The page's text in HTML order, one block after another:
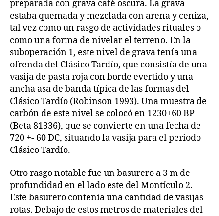
preparada con grava café oscura. La grava
estaba quemada y mezclada con arena y ceniza,
tal vez como un rasgo de actividades rituales o
como una forma de nivelar el terreno. En la
suboperación 1, este nivel de grava tenía una
ofrenda del Clásico Tardío, que consistía de una
vasija de pasta roja con borde evertido y una
ancha asa de banda típica de las formas del
Clásico Tardío (Robinson 1993). Una muestra de
carbón de este nivel se colocó en 1230+60 BP
(Beta 81336), que se convierte en una fecha de
720 +- 60 DC, situando la vasija para el periodo
Clásico Tardío.
Otro rasgo notable fue un basurero a 3 m de
profundidad en el lado este del Montículo 2.
Este basurero contenía una cantidad de vasijas
rotas. Debajo de estos metros de materiales del